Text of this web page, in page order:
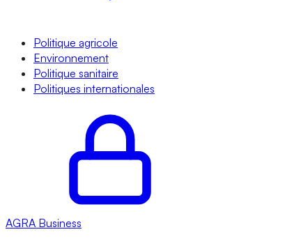
Politique agricole
Environnement
Politique sanitaire
Politiques internationales
AGRA Business